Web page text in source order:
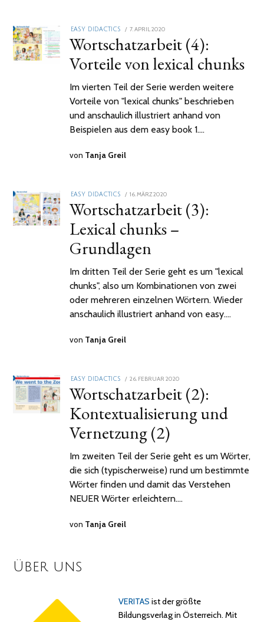
EASY DIDACTICS
POSTED
7. APRIL 2020
FEBRUAR
2021
Wortschatzarbeit (4):
Vorteile von lexical chunks
Im vierten Teil der Serie werden weitere
Vorteile von "lexical chunks" beschrieben
und anschaulich illustriert anhand von
Beispielen aus dem easy book 1.…
von Tanja Greil
EASY DIDACTICS
POSTED
16. MÄRZ 2020
FEBRUAR
2021
Wortschatzarbeit (3):
Lexical chunks –
Grundlagen
Im dritten Teil der Serie geht es um "lexical
chunks", also um Kombinationen von zwei
oder mehreren einzelnen Wörtern. Wieder
anschaulich illustriert anhand von easy.…
von Tanja Greil
EASY DIDACTICS
POSTED
26. FEBRUAR 2020
FEBRUAR
2021
Wortschatzarbeit (2):
Kontextualisierung und
Vernetzung (2)
Im zweiten Teil der Serie geht es um Wörter,
die sich (typischerweise) rund um bestimmte
Wörter finden und damit das Verstehen
NEUER Wörter erleichtern.…
von Tanja Greil
Über uns
VERITAS ist der größte
Bildungsverlag in Österreich. Mit